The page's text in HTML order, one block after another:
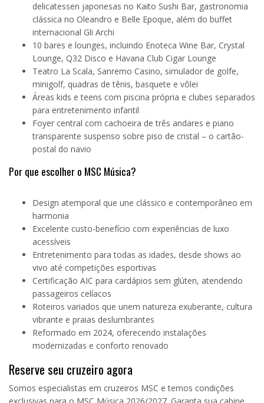
delicatessen japonesas no Kaito Sushi Bar, gastronomia
clássica no Oleandro e Belle Epoque, além do buffet
internacional Gli Archi
10 bares e lounges, incluindo Enoteca Wine Bar, Crystal
Lounge, Q32 Disco e Havana Club Cigar Lounge
Teatro La Scala, Sanremo Casino, simulador de golfe,
minigolf, quadras de tênis, basquete e vôlei
Áreas kids e teens com piscina própria e clubes separados
para entretenimento infantil
Foyer central com cachoeira de três andares e piano
transparente suspenso sobre piso de cristal – o cartão-
postal do navio
Por que escolher o MSC Música?
Design atemporal que une clássico e contemporâneo em
harmonia
Excelente custo-benefício com experiências de luxo
acessíveis
Entretenimento para todas as idades, desde shows ao
vivo até competições esportivas
Certificação AIC para cardápios sem glúten, atendendo
passageiros celíacos
Roteiros variados que unem natureza exuberante, cultura
vibrante e praias deslumbrantes
Reformado em 2024, oferecendo instalações
modernizadas e conforto renovado
Reserve seu cruzeiro agora
Somos especialistas em cruzeiros MSC e temos condições